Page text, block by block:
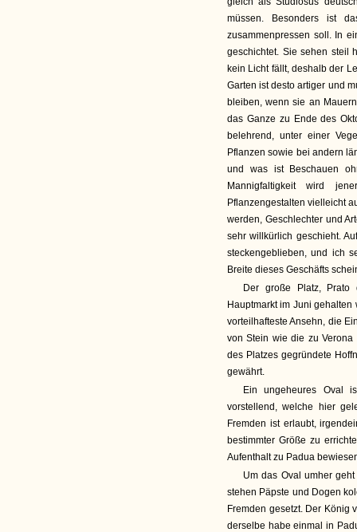
müssen. Besonders ist
zusammenpressen soll. In
geschichtet. Sie sehen steil
kein Licht fällt, deshalb der
Garten ist desto artiger und
bleiben, wenn sie an
das Ganze zu Ende des
belehrend, unter einer
Pflanzen sowie bei andern
und was ist Beschauen
Mannigfaltigkeit wird
Pflanzengestalten vielleicht
werden, Geschlechter und
sehr willkürlich geschieht.
steckengeblieben, und ich
Breite dieses Geschäfts
Der große Platz,
Hauptmarkt im Juni
vorteilhafteste Ansehn, die
von Stein wie die zu
des Platzes gegründete
gewährt.
Ein ungeheures Oval
vorstellend, welche hier
Fremden ist erlaubt,
bestimmter Größe zu
Aufenthalt zu Padua
Um das Oval umher
stehen Päpste und Dogen
Fremden gesetzt. Der König
derselbe habe einmal in